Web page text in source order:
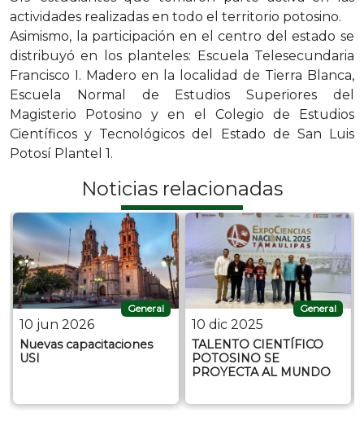
actividades realizadas en todo el territorio potosino.
Asimismo, la participación en el centro del estado se
distribuyó en los planteles: Escuela Telesecundaria
Francisco I. Madero en la localidad de Tierra Blanca,
Escuela Normal de Estudios Superiores del
Magisterio Potosino y en el Colegio de Estudios
Científicos y Tecnológicos del Estado de San Luis
Potosí Plantel 1.
Noticias relacionadas
General
10 jun 2026
Nuevas capacitaciones
USI
General
10 dic 2025
TALENTO CIENTÍFICO
POTOSINO SE
PROYECTA AL MUNDO